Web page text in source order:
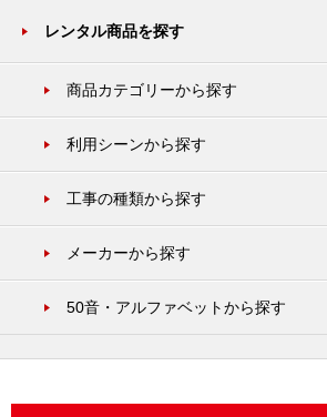
レンタル商品を探す
商品カテゴリーから探す
利用シーンから探す
工事の種類から探す
メーカーから探す
50音・アルファベットから探す